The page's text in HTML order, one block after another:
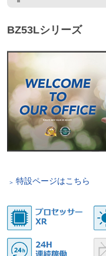
BZ53Lシリーズ
特設ページはこちら